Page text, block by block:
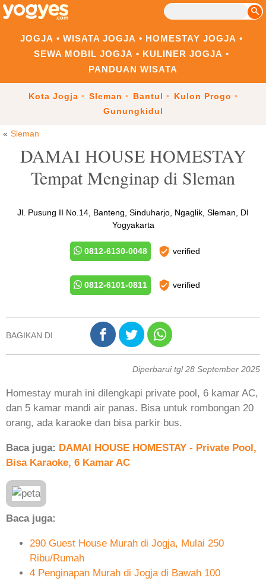
JOGJA WISATA JOGJA
HOMESTAY JOGJA
SEWA MOBIL JOGJA
KULINER JOGJA
PANDUAN WISATA
Kota Jogja Sleman Bantul
Kulon Progo
Gunungkidul
Sleman
DAMAI HOUSE HOMESTAY
Tempat Menginap di Sleman
Jl. Pusung II No.14, Banteng, Sinduharjo, Ngaglik, Sleman, DI
Yogyakarta
0812-6130-0048 verified
0812-6101-0811 verified
BAGIKAN DI
Diperbarui tgl 28 September 2025
Homestay murah ini dilengkapi private pool, 6 kamar AC,
dan 5 kamar mandi air panas. Bisa untuk rombongan 20
orang, ada karaoke dan bisa parkir bus.
Baca juga: DAMAI HOUSE HOMESTAY - Private Pool,
Bisa Karaoke, 6 Kamar AC
Baca juga:
290 Guest House Murah di Jogja, Mulai 250
Ribu/Rumah
4 Penginapan Murah di Jogja di Bawah 100